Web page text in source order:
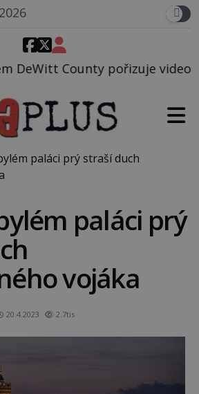
na kterém před jeho
paláci prý straší duch
paláci prý
vojáka
20.4.2023 2.7tis